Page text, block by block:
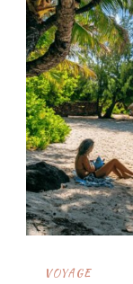
VOYAGE